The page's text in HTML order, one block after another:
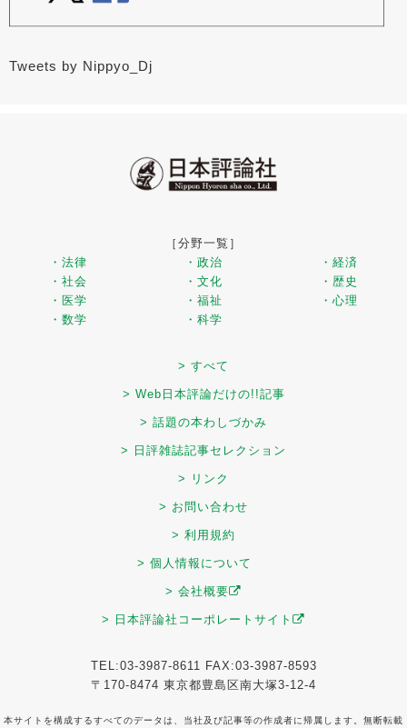
Tweets by Nippyo_Dj
［分野一覧］
・法律
・政治
・経済
・社会
・文化
・歴史
・医学
・福祉
・心理
・数学
・科学
> すべて
> Web日本評論だけの!!記事
> 話題の本わしづかみ
> 日評雑誌記事セレクション
> リンク
> お問い合わせ
> 利用規約
> 個人情報について
> 会社概要
> 日本評論社コーポレートサイト
TEL:03-3987-8611 FAX:03-3987-8593
〒170-8474 東京都豊島区南大塚3-12-4
本サイトを構成するすべてのデータは、当社及び記事等の作成者に帰属します。無断転載